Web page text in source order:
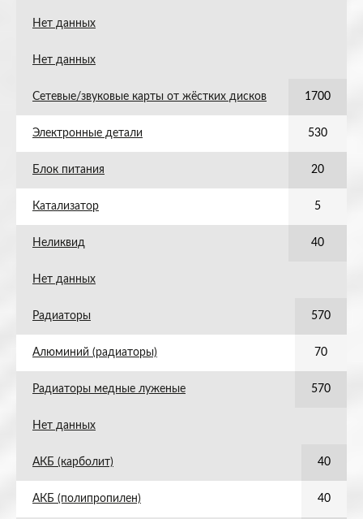
Нет данных
Нет данных
Сетевые/звуковые карты от жёстких дисков 1700
Электронные детали 530
Блок питания 20
Катализатор 5
Неликвид 40
Нет данных
Радиаторы 570
Алюминий (радиаторы) 70
Радиаторы медные луженые 570
Нет данных
АКБ (карболит) 40
АКБ (полипропилен) 40